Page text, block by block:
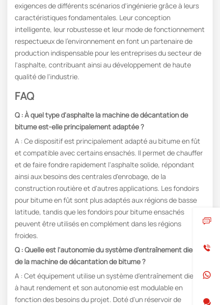
exigences de différents scénarios d'ingénierie grâce à leurs
caractéristiques fondamentales. Leur conception
intelligente, leur robustesse et leur mode de fonctionnement
respectueux de l'environnement en font un partenaire de
production indispensable pour les entreprises du secteur de
l'asphalte, contribuant ainsi au développement de haute
qualité de l'industrie.
FAQ
Q : À quel type d'asphalte la machine de décantation de
bitume est-elle principalement adaptée ?
A : Ce dispositif est principalement adapté au bitume en fût
et compatible avec certains ensachés. Il permet de chauffer
et de faire fondre rapidement l'asphalte solide, répondant
ainsi aux besoins des centrales d'enrobage, de la
construction routière et d'autres applications. Les fondoirs
pour bitume en fût sont plus adaptés aux régions de basse
latitude, tandis que les fondoirs pour bitume ensachés
peuvent être utilisés en complément dans les régions
froides.
Q : Quelle est l'autonomie du système d'entraînement diesel
de la machine de décantation de bitume ?
A : Cet équipement utilise un système d'entraînement diesel
à haut rendement et son autonomie est modulable en
fonction des besoins du projet. Doté d'un réservoir de